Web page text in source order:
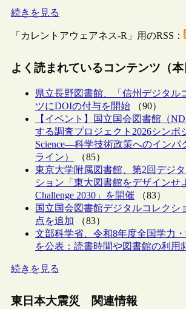
続きを見る
「カレントアウェアネス-R」用のRSS：
よく読まれているコンテンツ（本
県立長野図書館、「信州デジタル
ツにDOIの付与を開始 （90）
【イベント】国立国会図書館（
する調査プロジェクト2026シンポ
Science―科学技術政策へのイン
ライン）
（85）
東京大学附属図書館、第2回デジ
ション「東大図書館をデザインせ
Challenge 2030」を開催 （83）
国立国会図書館デジタルコレクシ
点を追加 （83）
文部科学省、令和8年度全国学力
を公表：読書時間や図書館の利用
続きを見る
東日本大震災 関連情報